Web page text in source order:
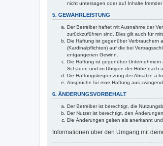
nicht untersagen oder auf Inhalte fremder
5. GEWÄHRLEISTUNG
Der Betreiber haftet mit Ausnahme der
zurückzuführen sind. Dies gilt auch für
Die Haftung ist gegenüber Verbrauchern
(Kardinalpflichten) auf die bei
entgangenen Gewinn.
Die Haftung ist gegenüber
Schäden und im Übrigen der Höhe nach
Die Haftungsbegrenzung der Absätze a
Ansprüche für eine Haftung aus
6. ÄNDERUNGSVORBEHALT
Der Betreiber ist berechtigt, die
Der Nutzer ist berechtigt, den
Die Änderungen gelten als anerkannt
Informationen über den Umgang mit